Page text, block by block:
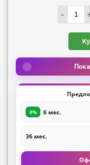
-
0% 6 мес.
36 мес.